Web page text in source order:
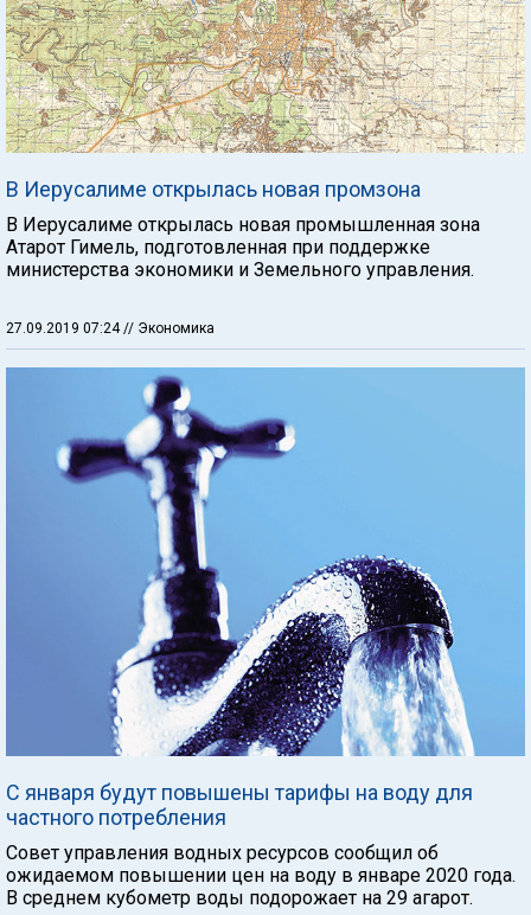
В Иерусалиме открылась новая промзона
В Иерусалиме открылась новая промышленная зона
Атарот Гимель, подготовленная при поддержке
министерства экономики и Земельного управления.
27.09.2019 07:24 // Экономика
С января будут повышены тарифы на воду для
частного потребления
Совет управления водных ресурсов сообщил об
ожидаемом повышении цен на воду в январе 2020 года.
В среднем кубометр воды подорожает на 29 агарот.